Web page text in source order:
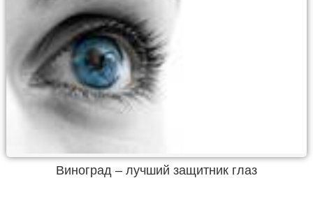
Виноград – лучший защитник глаз